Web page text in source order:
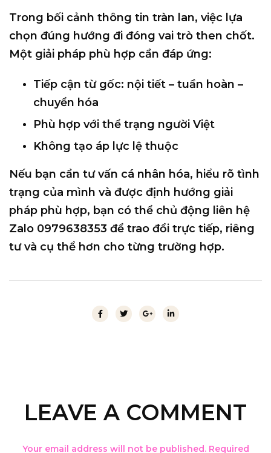
Trong bối cảnh thông tin tràn lan, việc lựa
chọn đúng hướng đi đóng vai trò then chốt.
Một giải pháp phù hợp cần đáp ứng:
Tiếp cận từ gốc: nội tiết – tuần hoàn –
chuyển hóa
Phù hợp với thể trạng người Việt
Không tạo áp lực lệ thuộc
Nếu bạn cần tư vấn cá nhân hóa, hiểu rõ tình
trạng của mình và được định hướng giải
pháp phù hợp, bạn có thể chủ động liên hệ
Zalo 0979638353 để trao đổi trực tiếp, riêng
tư và cụ thể hơn cho từng trường hợp.
LEAVE A COMMENT
Your email address will not be published. Required